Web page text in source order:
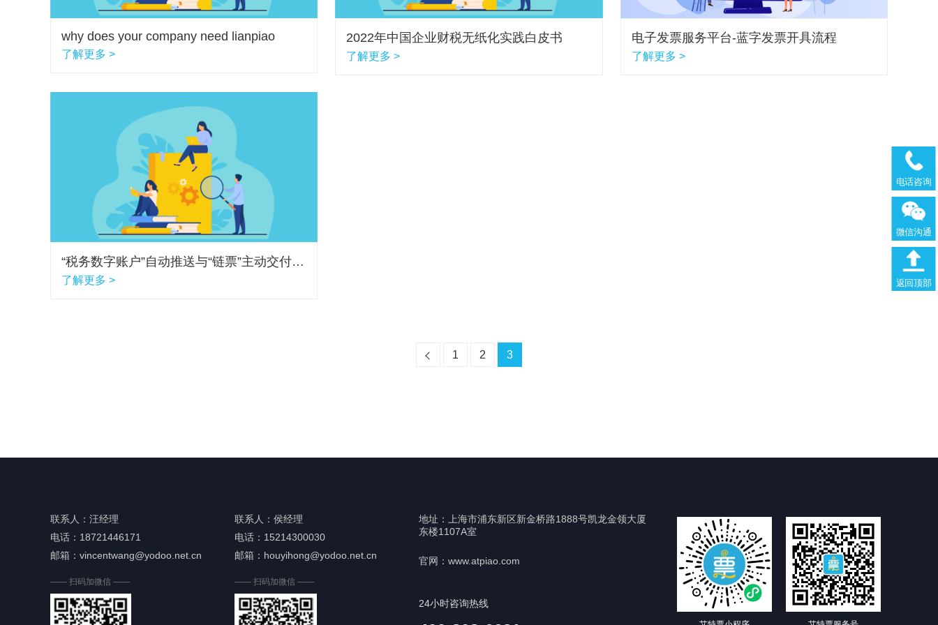
why does your company need lianpiao
了解更多 >
2022年中国企业财税无纸化实践白皮书
了解更多 >
电子发票服务平台-蓝字发票开具流程
了解更多 >
“税务数字账户”自动推送与“链票”主动交付哪家强？
了解更多 >
1 2 3
联系人：汪经理
电话：18721446171
邮箱：vincentwang@yodoo.net.cn
—— 扫码加微信 ——
联系人：侯经理
电话：15214300030
邮箱：houyihong@yodoo.net.cn
—— 扫码加微信 ——
地址：上海市浦东新区新金桥路1888号凯龙金领大厦
东楼1107A室
官网：www.atpiao.com
24小时咨询热线
电话咨询
微信沟通
返回顶部